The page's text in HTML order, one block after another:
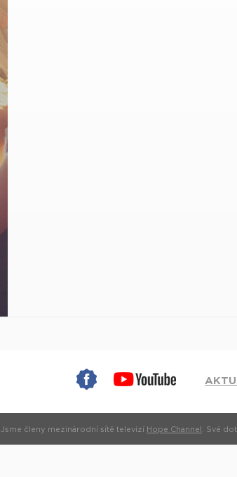
Jsme členy mezinárodní sítě televizí Hope Channel . Své